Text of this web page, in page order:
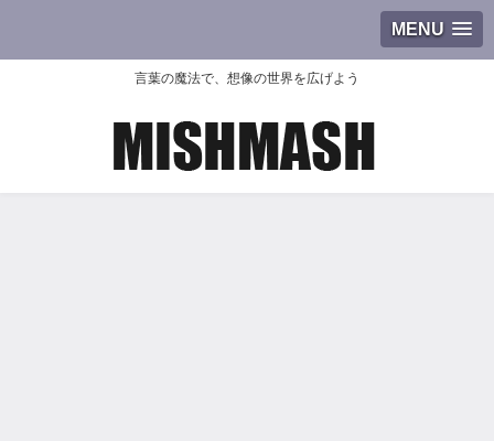
MENU
言葉の魔法で、想像の世界を広げよう